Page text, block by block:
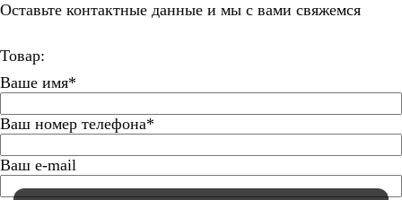
Оставьте контактные данные и мы с вами свяжемся
Товар:
Ваше имя*
Ваш номер телефона*
Ваш e-mail